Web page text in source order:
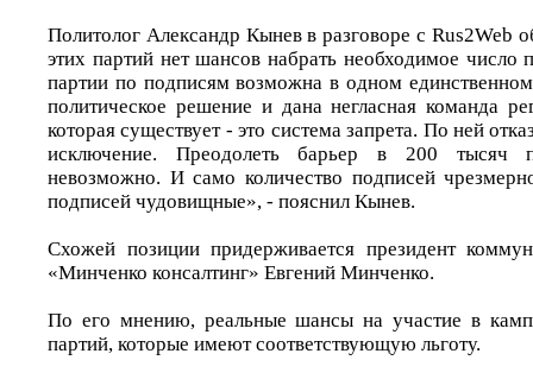
Политолог Александр Кынев в разговоре с Rus2Web
этих партий нет шансов набрать необходимое число
партии по подписям возможна в одном
политическое решение и дана негласная команда
которая существует - это система запрета. По ней
исключение. Преодолеть барьер в 200 тысяч
невозможно. И само количество подписей
подписей чудовищные», - пояснил Кынев.
Схожей позиции придерживается президент
«Минченко консалтинг» Евгений Минченко.
По его мнению, реальные шансы на участие в
партий, которые имеют соответствующую льготу.